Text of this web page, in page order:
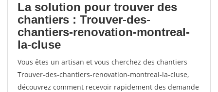
La solution pour trouver des
chantiers : Trouver-des-
chantiers-renovation-montreal-
la-cluse
Vous êtes un artisan et vous cherchez des chantiers
Trouver-des-chantiers-renovation-montreal-la-cluse,
découvrez comment recevoir rapidement des demande